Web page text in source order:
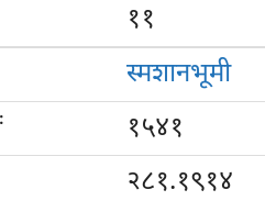
११
स्मशानभूमी
१५४१
२८१.१९१४